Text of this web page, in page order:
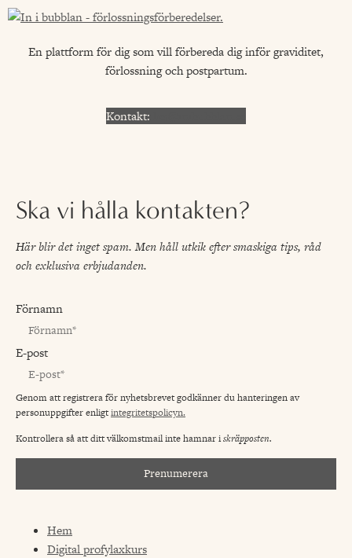
En plattform för dig som vill förbereda dig inför graviditet,
förlossning och postpartum.
Kontakt:
Ska vi hålla kontakten?
Här blir det inget spam. Men håll utkik efter smaskiga tips, råd
och exklusiva erbjudanden.
Förnamn
E-post
Genom att registrera för nyhetsbrevet godkänner du hanteringen av
personuppgifter enligtintegritetspolicyn.
Kontrollera så att ditt välkomstmail inte hamnar iskräpposten.
Prenumerera
Hem
Digital profylaxkurs